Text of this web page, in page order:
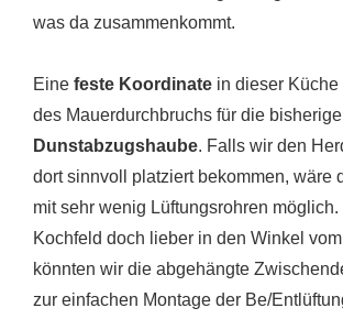
was da zusammenkommt.
Eine feste Koordinate in dieser
des Mauerdurchbruchs für die
Dunstabzugshaube. Falls wir den
dort sinnvoll platziert bekommen, wäre
mit sehr wenig Lüftungsrohren
Kochfeld doch lieber in den Winkel
könnten wir die abgehängte
zur einfachen Montage der Be/